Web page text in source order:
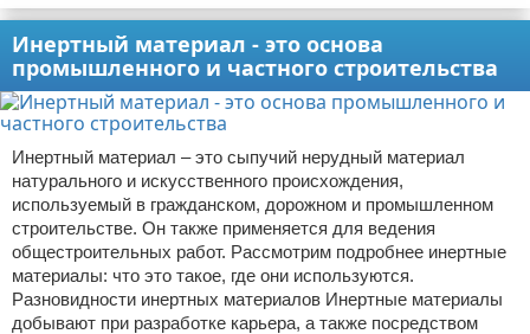
Инертный материал - это основа
промышленного и частного строительства
Инертный материал – это сыпучий нерудный материал
натурального и искусственного происхождения,
используемый в гражданском, дорожном и промышленном
строительстве. Он также применяется для ведения
общестроительных работ. Рассмотрим подробнее инертные
материалы: что это такое, где они используются.
Разновидности инертных материалов Инертные материалы
добывают при разработке карьера, а также посредством